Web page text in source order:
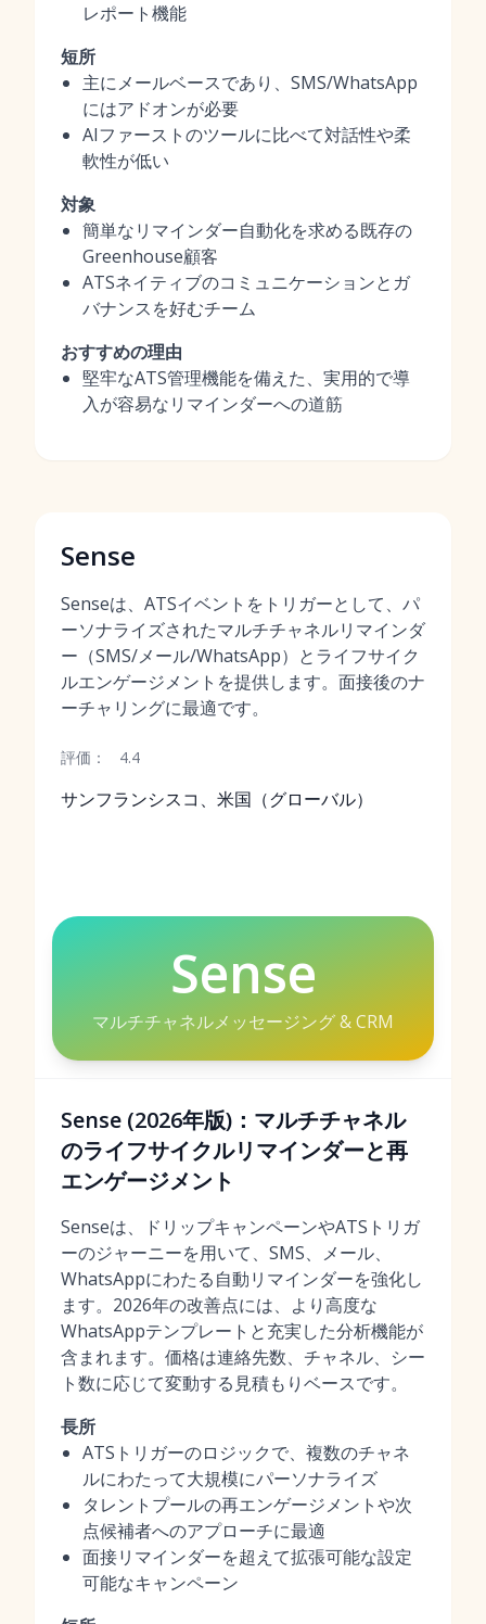
レポート機能
短所
主にメールベースであり、SMS/WhatsApp
にはアドオンが必要
AIファーストのツールに比べて対話性や柔
軟性が低い
対象
簡単なリマインダー自動化を求める既存の
Greenhouse顧客
ATSネイティブのコミュニケーションとガ
バナンスを好むチーム
おすすめの理由
堅牢なATS管理機能を備えた、実用的で導
入が容易なリマインダーへの道筋
Sense
Senseは、ATSイベントをトリガーとして、パ
ーソナライズされたマルチチャネルリマインダ
ー（SMS/メール/WhatsApp）とライフサイク
ルエンゲージメントを提供します。面接後のナ
ーチャリングに最適です。
評価： 4.4
サンフランシスコ、米国（グローバル）
Sense
マルチチャネルメッセージング & CRM
Sense (2026年版)：マルチチャネル
のライフサイクルリマインダーと再
エンゲージメント
Senseは、ドリップキャンペーンやATSトリガ
ーのジャーニーを用いて、SMS、メール、
WhatsAppにわたる自動リマインダーを強化し
ます。2026年の改善点には、より高度な
WhatsAppテンプレートと充実した分析機能が
含まれます。価格は連絡先数、チャネル、シー
ト数に応じて変動する見積もりベースです。
長所
ATSトリガーのロジックで、複数のチャネ
ルにわたって大規模にパーソナライズ
タレントプールの再エンゲージメントや次
点候補者へのアプローチに最適
面接リマインダーを超えて拡張可能な設定
可能なキャンペーン